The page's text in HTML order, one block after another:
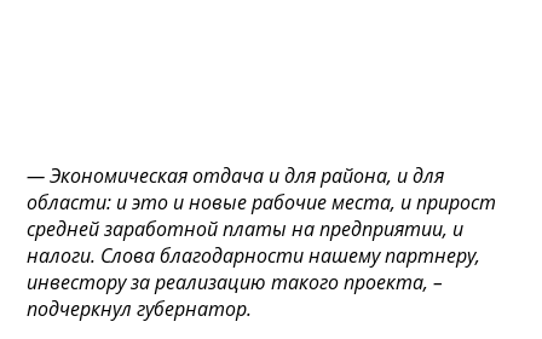
— Экономическая отдача и для района, и для
области: и это и новые рабочие места, и прирост
средней заработной платы на предприятии, и
налоги. Слова благодарности нашему партнеру,
инвестору за реализацию такого проекта, –
подчеркнул губернатор.